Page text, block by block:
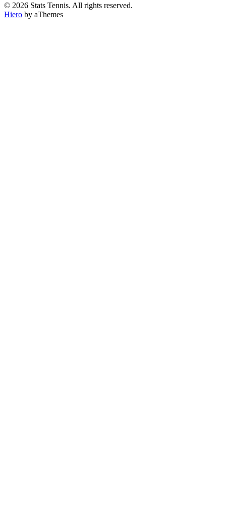
© 2026 Stats Tennis. All rights reserved.
Hiero by aThemes